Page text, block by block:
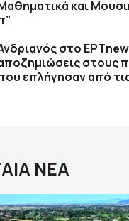
και
στο
στους
επλήγησαν από
ΝΕΑ